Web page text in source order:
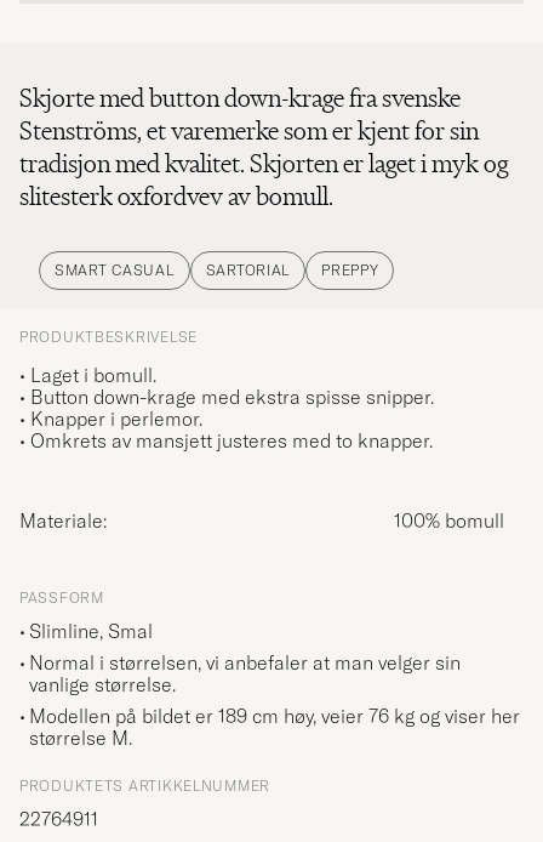
Skjorte med button down-krage fra svenske
Stenströms, et varemerke som er kjent for sin
tradisjon med kvalitet. Skjorten er laget i myk og
slitesterk oxfordvev av bomull.
SMART CASUAL SARTORIAL PREPPY
PRODUKTBESKRIVELSE
• Laget i bomull.
• Button down-krage med ekstra spisse snipper.
• Knapper i perlemor.
• Omkrets av mansjett justeres med to knapper.
Materiale: 100% bomull
PASSFORM
Slimline, Smal
Normal i størrelsen, vi anbefaler at man velger sin
vanlige størrelse.
Modellen på bildet er 189 cm høy, veier 76 kg og viser her
størrelse M.
PRODUKTETS ARTIKKELNUMMER
22764911